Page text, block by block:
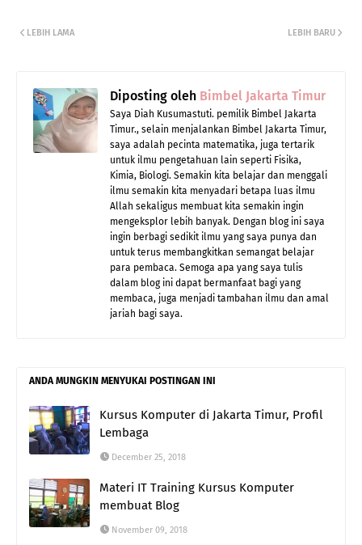
LEBIH BARU
LEBIH LAMA
Diposting oleh Bimbel Jakarta Timur
Saya Diah Kusumastuti. pemilik Bimbel Jakarta
Timur., selain menjalankan Bimbel Jakarta Timur,
saya adalah pecinta matematika, juga tertarik
untuk ilmu pengetahuan lain seperti Fisika,
Kimia, Biologi. Semakin kita belajar dan menggali
ilmu semakin kita menyadari betapa luas ilmu
Allah sekaligus membuat kita semakin ingin
mengeksplor lebih banyak. Dengan blog ini saya
ingin berbagi sedikit ilmu yang saya punya dan
untuk terus membangkitkan semangat belajar
para pembaca. Semoga apa yang saya tulis
dalam blog ini dapat bermanfaat bagi yang
membaca, juga menjadi tambahan ilmu dan amal
jariah bagi saya.
ANDA MUNGKIN MENYUKAI POSTINGAN INI
Kursus Komputer di Jakarta Timur, Profil
Lembaga
December 25, 2018
Materi IT Training Kursus Komputer
membuat Blog
November 09, 2018